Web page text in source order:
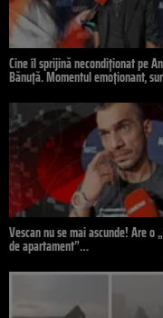
Cine îl sprijină necondiționat pe
Bănuță. Momentul emoționant,
Vescan nu se mai ascunde! Are o
de apartament”…